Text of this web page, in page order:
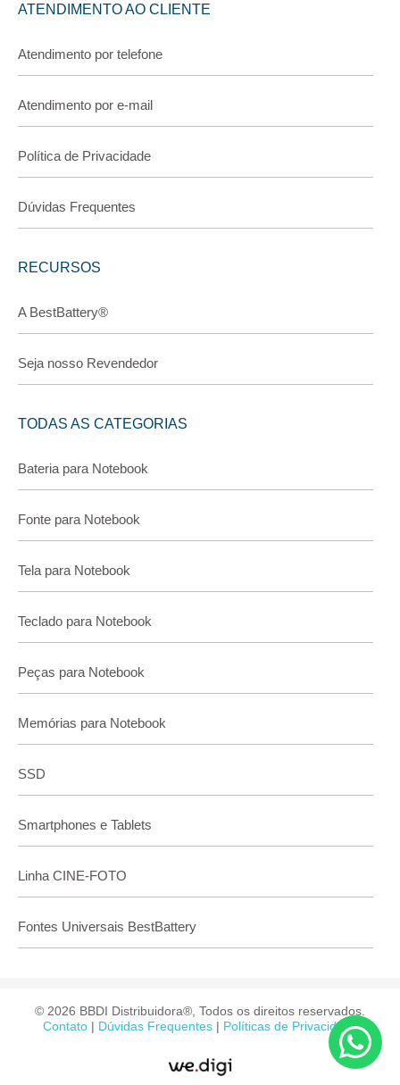
ATENDIMENTO AO CLIENTE
Atendimento por telefone
Atendimento por e-mail
Política de Privacidade
Dúvidas Frequentes
RECURSOS
A BestBattery®
Seja nosso Revendedor
TODAS AS CATEGORIAS
Bateria para Notebook
Fonte para Notebook
Tela para Notebook
Teclado para Notebook
Peças para Notebook
Memórias para Notebook
SSD
Smartphones e Tablets
Linha CINE-FOTO
Fontes Universais BestBattery
© 2026 BBDI Distribuidora®, Todos os direitos reservados.
Contato | Dúvidas Frequentes | Políticas de Privacidade